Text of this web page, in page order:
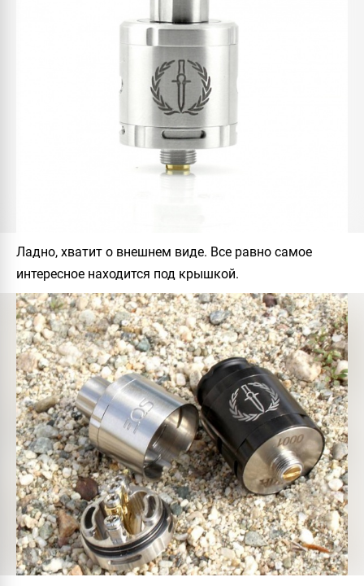
Ладно, хватит о внешнем виде. Все равно самое
интересное находится под крышкой.